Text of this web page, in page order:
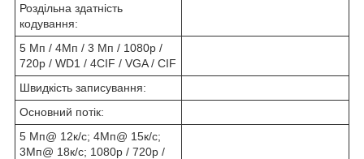
Роздільна здатність
кодування:
5 Мп / 4Мп / 3 Mп / 1080p /
720p / WD1 / 4CIF / VGA / CIF
Швидкість записування:
Основний потік:
5 Мп@ 12к/с; 4Мп@ 15к/с;
3Мп@ 18к/с; 1080p / 720p /